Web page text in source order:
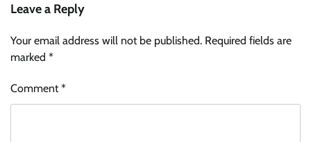
Leave a Reply
Your email address will not be published. Required fields are
marked *
Comment*